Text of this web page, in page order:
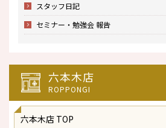
スタッフ日記
セミナー・勉強会 報告
六本木店
ROPPONGI
六本木店 TOP